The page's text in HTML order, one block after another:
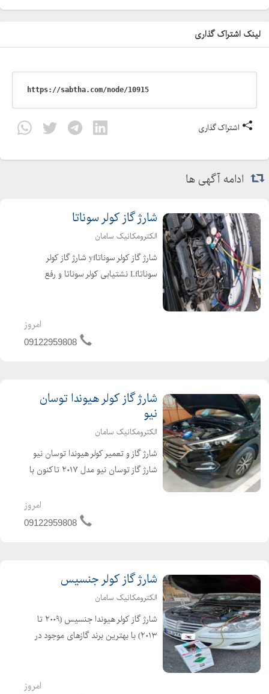
لینک اشتراک گذاری
اشتراک گذاری
ادامه آگهی ها
شارژ گاز کولر سوناتا
الکترومکانیک سامان
شارژ گاز کولر سوناتاyf شارژ گاز کولر
سوناتاLf نشتیابی کولر سوناتا و رفع
هانیول آمریکا، هارپ و فروژن انگلیس،امروز
09122959808
شارژ گاز کولر هیوندا توسان
نیو
الکترومکانیک سامان
شارژ گاز و تعمیر کولر هیوندا توسان نیو
شارژ گاز توسان نیو مدل ۲۰۱۷ تاکنون با
نشتیابی کولر توسان نیو (هارپ و فروژن
انگلیس،کلیا ژاپن و هانیول آمریکا)
امروز
09122959808
شارژ گاز کولر جنسیس
الکترومکانیک سامان
شارژ گاز کولر هیوندا جنسیس (۲۰۰۹ تا
۲۰۱۳) با بهترین برند گازهای موجود در
کولر جنسیس شارژ گاز کولر جنسیس کوپه
امروز